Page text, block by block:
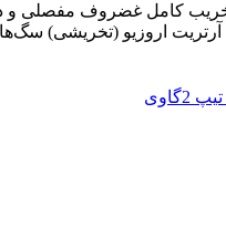
کامل غضروف مفصلی و
آرتریت اروزیو (تخریشی)
2‌‌گاوی